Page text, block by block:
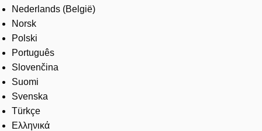
Nederlands (België)
Norsk
Polski
Português
Slovenčina
Suomi
Svenska
Türkçe
Ελληνικά